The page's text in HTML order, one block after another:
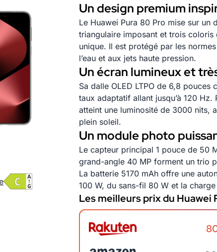
Un design premium
Le Huawei Pura 80 Pro mise sur
triangulaire imposant et trois coloris
unique. Il est protégé par les
l’eau et aux jets haute pression.
Un écran lumineux et
Sa dalle OLED LTPO de 6,8
taux adaptatif allant jusqu’à 120 Hz.
atteint une luminosité de 3000 nits,
plein soleil.
Un module photo
Le capteur principal 1 pouce de 50
grand-angle 40 MP forment un trio
La batterie 5170 mAh offre une
100 W, du sans-fil 80 W et la
Les meilleurs prix du Huawei